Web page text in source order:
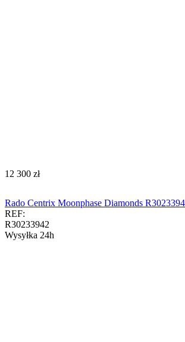
‍12 300‍ zł
Rado Centrix Moonphase Diamonds
REF:
R30233942
Wysyłka 24h